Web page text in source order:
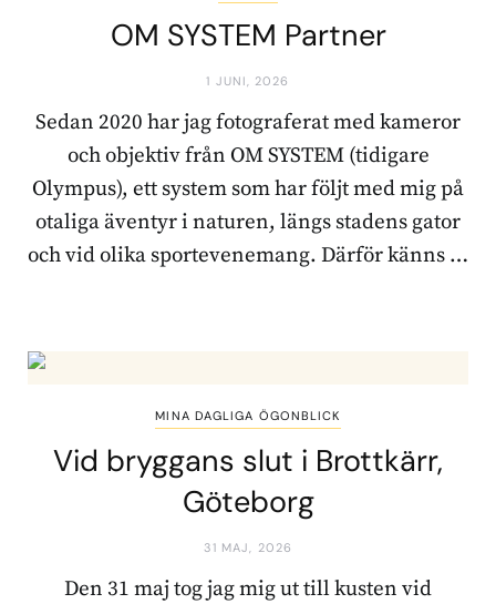
OM SYSTEM Partner
1 JUNI, 2026
Sedan 2020 har jag fotograferat med kameror
och objektiv från OM SYSTEM (tidigare
Olympus), ett system som har följt med mig på
otaliga äventyr i naturen, längs stadens gator
och vid olika sportevenemang. Därför känns …
MINA DAGLIGA ÖGONBLICK
Vid bryggans slut i Brottkärr,
Göteborg
31 MAJ, 2026
Den 31 maj tog jag mig ut till kusten vid